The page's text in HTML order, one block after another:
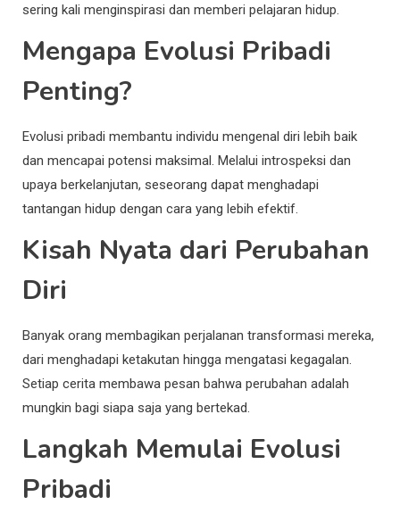
sering kali menginspirasi dan memberi pelajaran hidup.
Mengapa Evolusi Pribadi
Penting?
Evolusi pribadi membantu individu mengenal diri lebih baik
dan mencapai potensi maksimal. Melalui introspeksi dan
upaya berkelanjutan, seseorang dapat menghadapi
tantangan hidup dengan cara yang lebih efektif.
Kisah Nyata dari Perubahan
Diri
Banyak orang membagikan perjalanan transformasi mereka,
dari menghadapi ketakutan hingga mengatasi kegagalan.
Setiap cerita membawa pesan bahwa perubahan adalah
mungkin bagi siapa saja yang bertekad.
Langkah Memulai Evolusi
Pribadi